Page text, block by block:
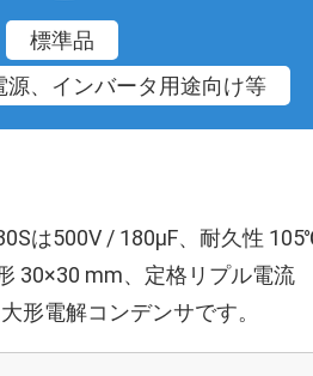
標準品
源、インバータ用途向け等
は500V / 180µF、耐久性
30×30 mm、定格リプル電流
形電解コンデンサです。